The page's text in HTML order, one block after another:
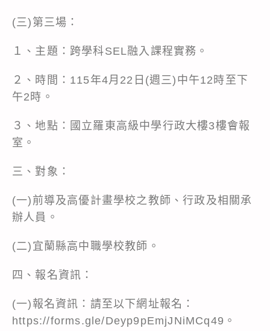
(三)第三場：
１、主題：跨學科SEL融入課程實務。
２、時間：115年4月22日(週三)中午12時至下
午2時。
３、地點：國立羅東高級中學行政大樓3樓會報
室。
三、對象：
(一)前導及高優計畫學校之教師、行政及相關承
辦人員。
(二)宜蘭縣高中職學校教師。
四、報名資訊：
(一)報名資訊：請至以下網址報名：
https://forms.gle/Deyp9pEmjJNiMCq49。